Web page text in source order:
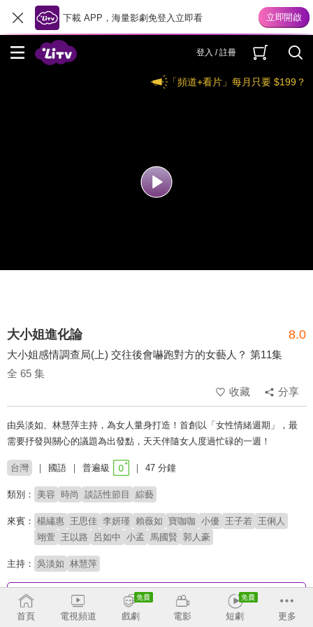
下載 APP，海量影劇免登入立即看
登入 / 註冊
「頻道+看片」每月只要 $199？
大小姐進化論 8.0
大小姐感情調查局(上) 交往後會嚇跑對方的女藝人？ 第11集
全 65 集
收藏
分享
由吳淡如、林慧萍主持，為女人量身打造！首創以「女性情緒週期」，最
需要抒發與關心的議題為出發點，天天伴隨女人度過忙碌的一週！
台灣 國語 普遍級 47 分鐘
類別： 美容 時尚 談話性節目 綜藝
來賓： 楊繡惠 王思佳 李妍瑾 賴薇如 寶咖咖 小優 王子若 王俐人
翊萱
王以路 呂如中 小孟 馬國賢 郭人豪
主持： 吳淡如 林慧萍
收回
首頁
電視頻道 戲劇 電影 短劇 更多